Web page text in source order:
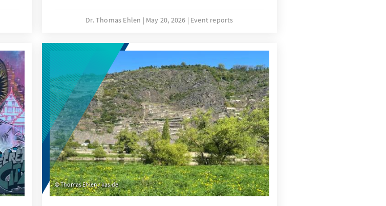
Konrad-Adenauer-Stiftung im Erbacher Hof.
Dr. Thomas Ehlen May 20, 2026 Event reports
Thomas Ehlen / kas.de